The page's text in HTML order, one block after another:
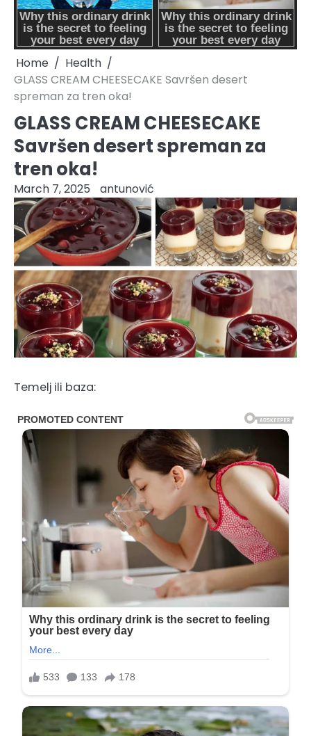
Home
Health
GLASS CREAM CHEESECAKE Savršen desert
spreman za tren oka!
GLASS CREAM CHEESECAKE
Savršen desert spreman za
tren oka!
March 7, 2025 antunović
Temelj ili baza: